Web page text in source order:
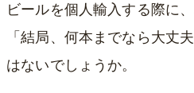
ビールを個人輸入する際に
「結局、何本までなら大丈
はないでしょうか。